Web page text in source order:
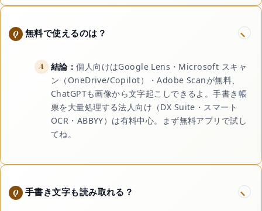
無料で使えるのは？
結論：個人向けはGoogle Lens・Microsoft スキャ
ン（OneDrive/Copilot）・Adobe Scanが無料、
ChatGPTも画像から文字起こしできるよ。手書き帳
票を大量処理する法人向け（DX Suite・スマート
OCR・ABBYY）は有料中心。まず無料アプリで試し
てね。
手書き文字も読み取れる？